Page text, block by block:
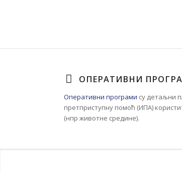
ОПЕРАТИВНИ
Оперативни програми су детаљни
претприступну помоћ (ИПА)
(нпр животне средине).